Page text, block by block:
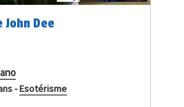
Dee
-Esotérisme